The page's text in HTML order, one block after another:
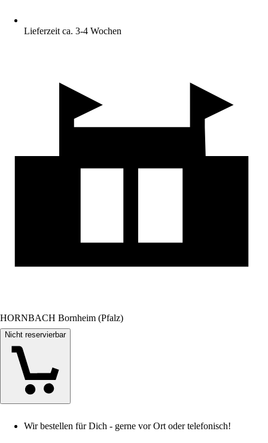
Lieferzeit ca. 3-4 Wochen
HORNBACH Bornheim (Pfalz)
Nicht reservierbar
Wir bestellen für Dich - gerne vor Ort oder telefonisch!